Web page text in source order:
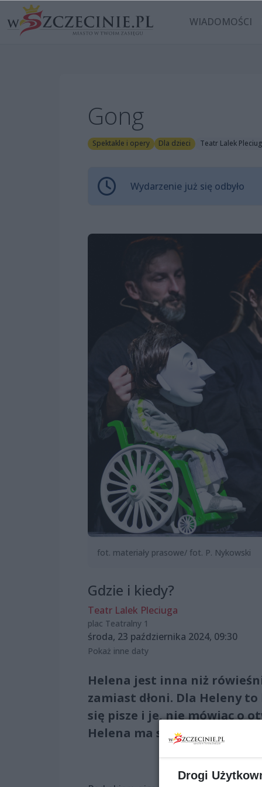
WIADOMOŚCI
Gong
Spektakle i opery Dla dzieci Teatr Lalek
Wydarzenie już się odbyło
fot. materiały prasowe/ fot. P. Nykowski
Gdzie i kiedy?
Teatr Lalek Pleciuga
plac Teatralny 1
środa, 23 października 2024, 09:30
Pokaż inne daty
Helena jest inna niż
zamiast dłoni. Dla Heleny
się pisze i je, nie mówiąc o
Helena ma sen, że dzięki
Drogi